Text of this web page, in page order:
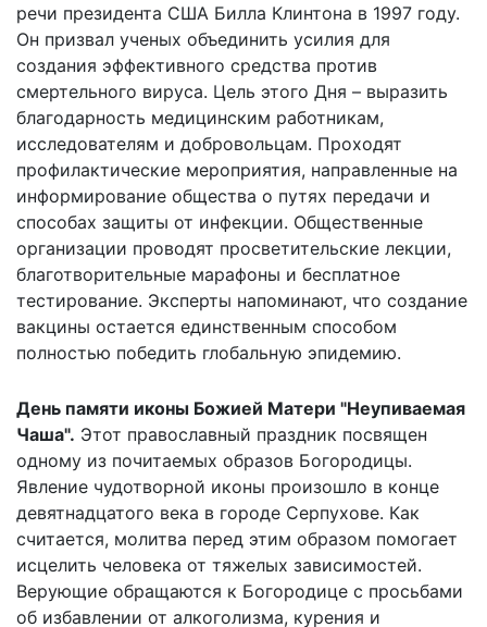
речи президента США Билла Клинтона в 1997 году.
Он призвал ученых объединить усилия для
создания эффективного средства против
смертельного вируса. Цель этого Дня – выразить
благодарность медицинским работникам,
исследователям и добровольцам. Проходят
профилактические мероприятия, направленные на
информирование общества о путях передачи и
способах защиты от инфекции. Общественные
организации проводят просветительские лекции,
благотворительные марафоны и бесплатное
тестирование. Эксперты напоминают, что создание
вакцины остается единственным способом
полностью победить глобальную эпидемию.
День памяти иконы Божией Матери "Неупиваемая
Чаша". Этот православный праздник посвящен
одному из почитаемых образов Богородицы.
Явление чудотворной иконы произошло в конце
девятнадцатого века в городе Серпухове. Как
считается, молитва перед этим образом помогает
исцелить человека от тяжелых зависимостей.
Верующие обращаются к Богородице с просьбами
об избавлении от алкоголизма, курения и